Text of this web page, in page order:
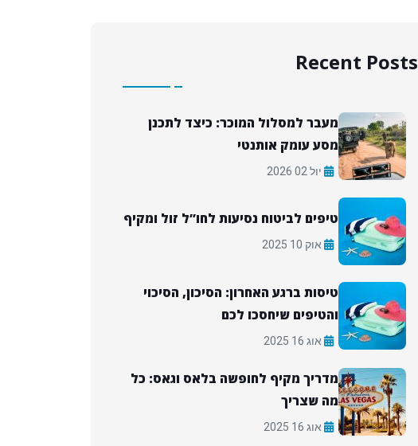
Recent Posts
מעבר למסלול המוכר: כיצד לתכנן
מסע עומק אותנטי
יול 02 2026
טיפים לביטוח נסיעות לחו”ל זול ומקיף
אוק 10 2025
טיסות ברגע האחרון: הסיכון, הסיכוי
והטיפים שיחסכו לכם
אוג 16 2025
מדריך מקיף לחופשה בלאס וגאס: כל
מה שצריך
אוג 16 2025